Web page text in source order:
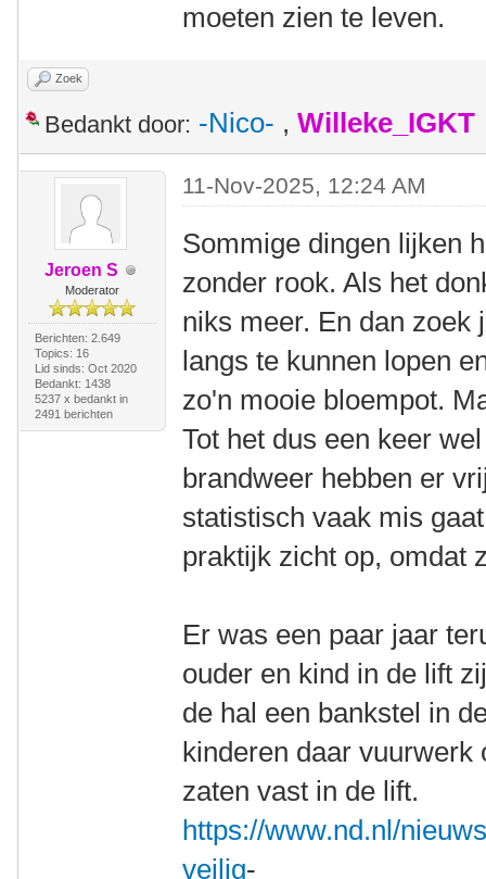
moeten zien te leven.
Zoek
Bedankt door: -Nico- , Willeke_IGKT
Jeroen S
Moderator
Berichten: 2.649
Topics: 16
Lid sinds: Oct 2020
Bedankt: 1438
5237 x bedankt in
2491 berichten
11-Nov-2025, 12:24 AM
Sommige dingen lijken
zonder rook. Als het
niks meer. En dan zoek
langs te kunnen lopen
zo'n mooie bloempot.
Tot het dus een keer
brandweer hebben er
statistisch vaak mis
praktijk zicht op, omdat
Er was een paar jaar
ouder en kind in de lift
de hal een bankstel in
kinderen daar vuurwerk
zaten vast in de lift.
https://www.nd.nl/
veilig-